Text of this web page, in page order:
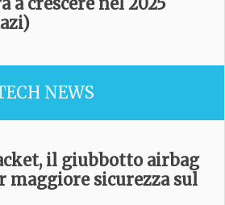
NEWS
il giubbotto airbag
sicurezza sul